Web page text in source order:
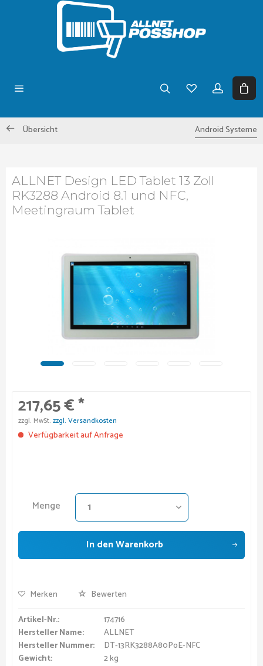
Übersicht Android Systeme
ALLNET Design LED Tablet 13 Zoll
RK3288 Android 8.1 und NFC,
Meetingraum Tablet
217,65 € *
zzgl. MwSt. zzgl. Versandkosten
Verfügbarkeit auf Anfrage
Menge
In denWarenkorb
Merken
Bewerten
Artikel-Nr.:
174716
Hersteller Name:
ALLNET
Hersteller Nummer:
DT-13RK3288A80PoE-NFC
Gewicht:
2 kg